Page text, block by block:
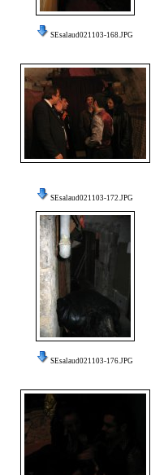
SEsalaud021103-168.JPG
SEsalaud021103-172.JPG
SEsalaud021103-176.JPG